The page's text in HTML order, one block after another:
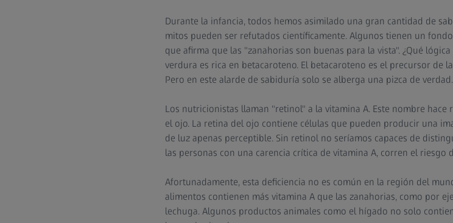
Durante la infancia, todos hemos asimilado una gran cantidad de
mitos pueden ser refutados científicamente. Algunos tienen un
que afirma que las "zanahorias son buenas para la vista". ¿Qué
verdura es rica en betacaroteno. El betacaroteno es el precursor de
Pero en este alarde de sabiduría solo se alberga una pizca de verdad.
Los nutricionistas llaman "retinol" a la vitamina A. Este nombre
el ojo. La retina del ojo contiene células que pueden producir una
de luz apenas perceptible. Sin retinol no seríamos capaces de
las personas con una carencia crítica de vitamina A, corren el riesgo
Afortunadamente, esta deficiencia no es común en la región del
alimentos contienen más vitamina A que las zanahorias, como por
lechuga. Algunos productos animales como el hígado no solo